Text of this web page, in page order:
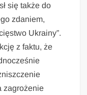
się także do
zdaniem,
Ukrainy”.
z faktu, że
zagrożenie